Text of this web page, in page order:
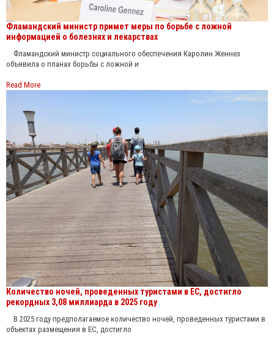
Фламандский министр примет меры по борьбе с ложной
информацией о болезнях и лекарствах
Фламандский министр социального обеспечения Каролин Женнез
объявила о планах борьбы с ложной и
Read More
Количество ночей, проведенных туристами в ЕС, достигло
рекордных 3,08 миллиарда в 2025 году
В 2025 году предполагаемое количество ночей, проведенных туристами в
объектах размещения в ЕС, достигло